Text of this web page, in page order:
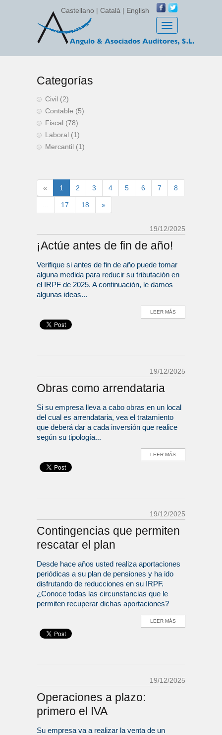
Toggle
navigation
Castellano | Català | English
Categorías
Civil (2)
Contable (5)
Fiscal (78)
Laboral (1)
Mercantil (1)
« 1 2 3 4 5 6 7 8
17 18 »
19/12/2025
¡Actúe antes de fin de año!
Verifique si antes de fin de año puede tomar
alguna medida para reducir su tributación en
el IRPF de 2025. A continuación, le damos
algunas ideas...
LEER MÁS
19/12/2025
Obras como arrendataria
Si su empresa lleva a cabo obras en un local
del cual es arrendataria, vea el tratamiento
que deberá dar a cada inversión que realice
según su tipología...
LEER MÁS
19/12/2025
Contingencias que permiten
rescatar el plan
Desde hace años usted realiza aportaciones
periódicas a su plan de pensiones y ha ido
disfrutando de reducciones en su IRPF.
¿Conoce todas las circunstancias que le
permiten recuperar dichas aportaciones?
LEER MÁS
19/12/2025
Operaciones a plazo:
primero el IVA
Su empresa va a realizar la venta de un